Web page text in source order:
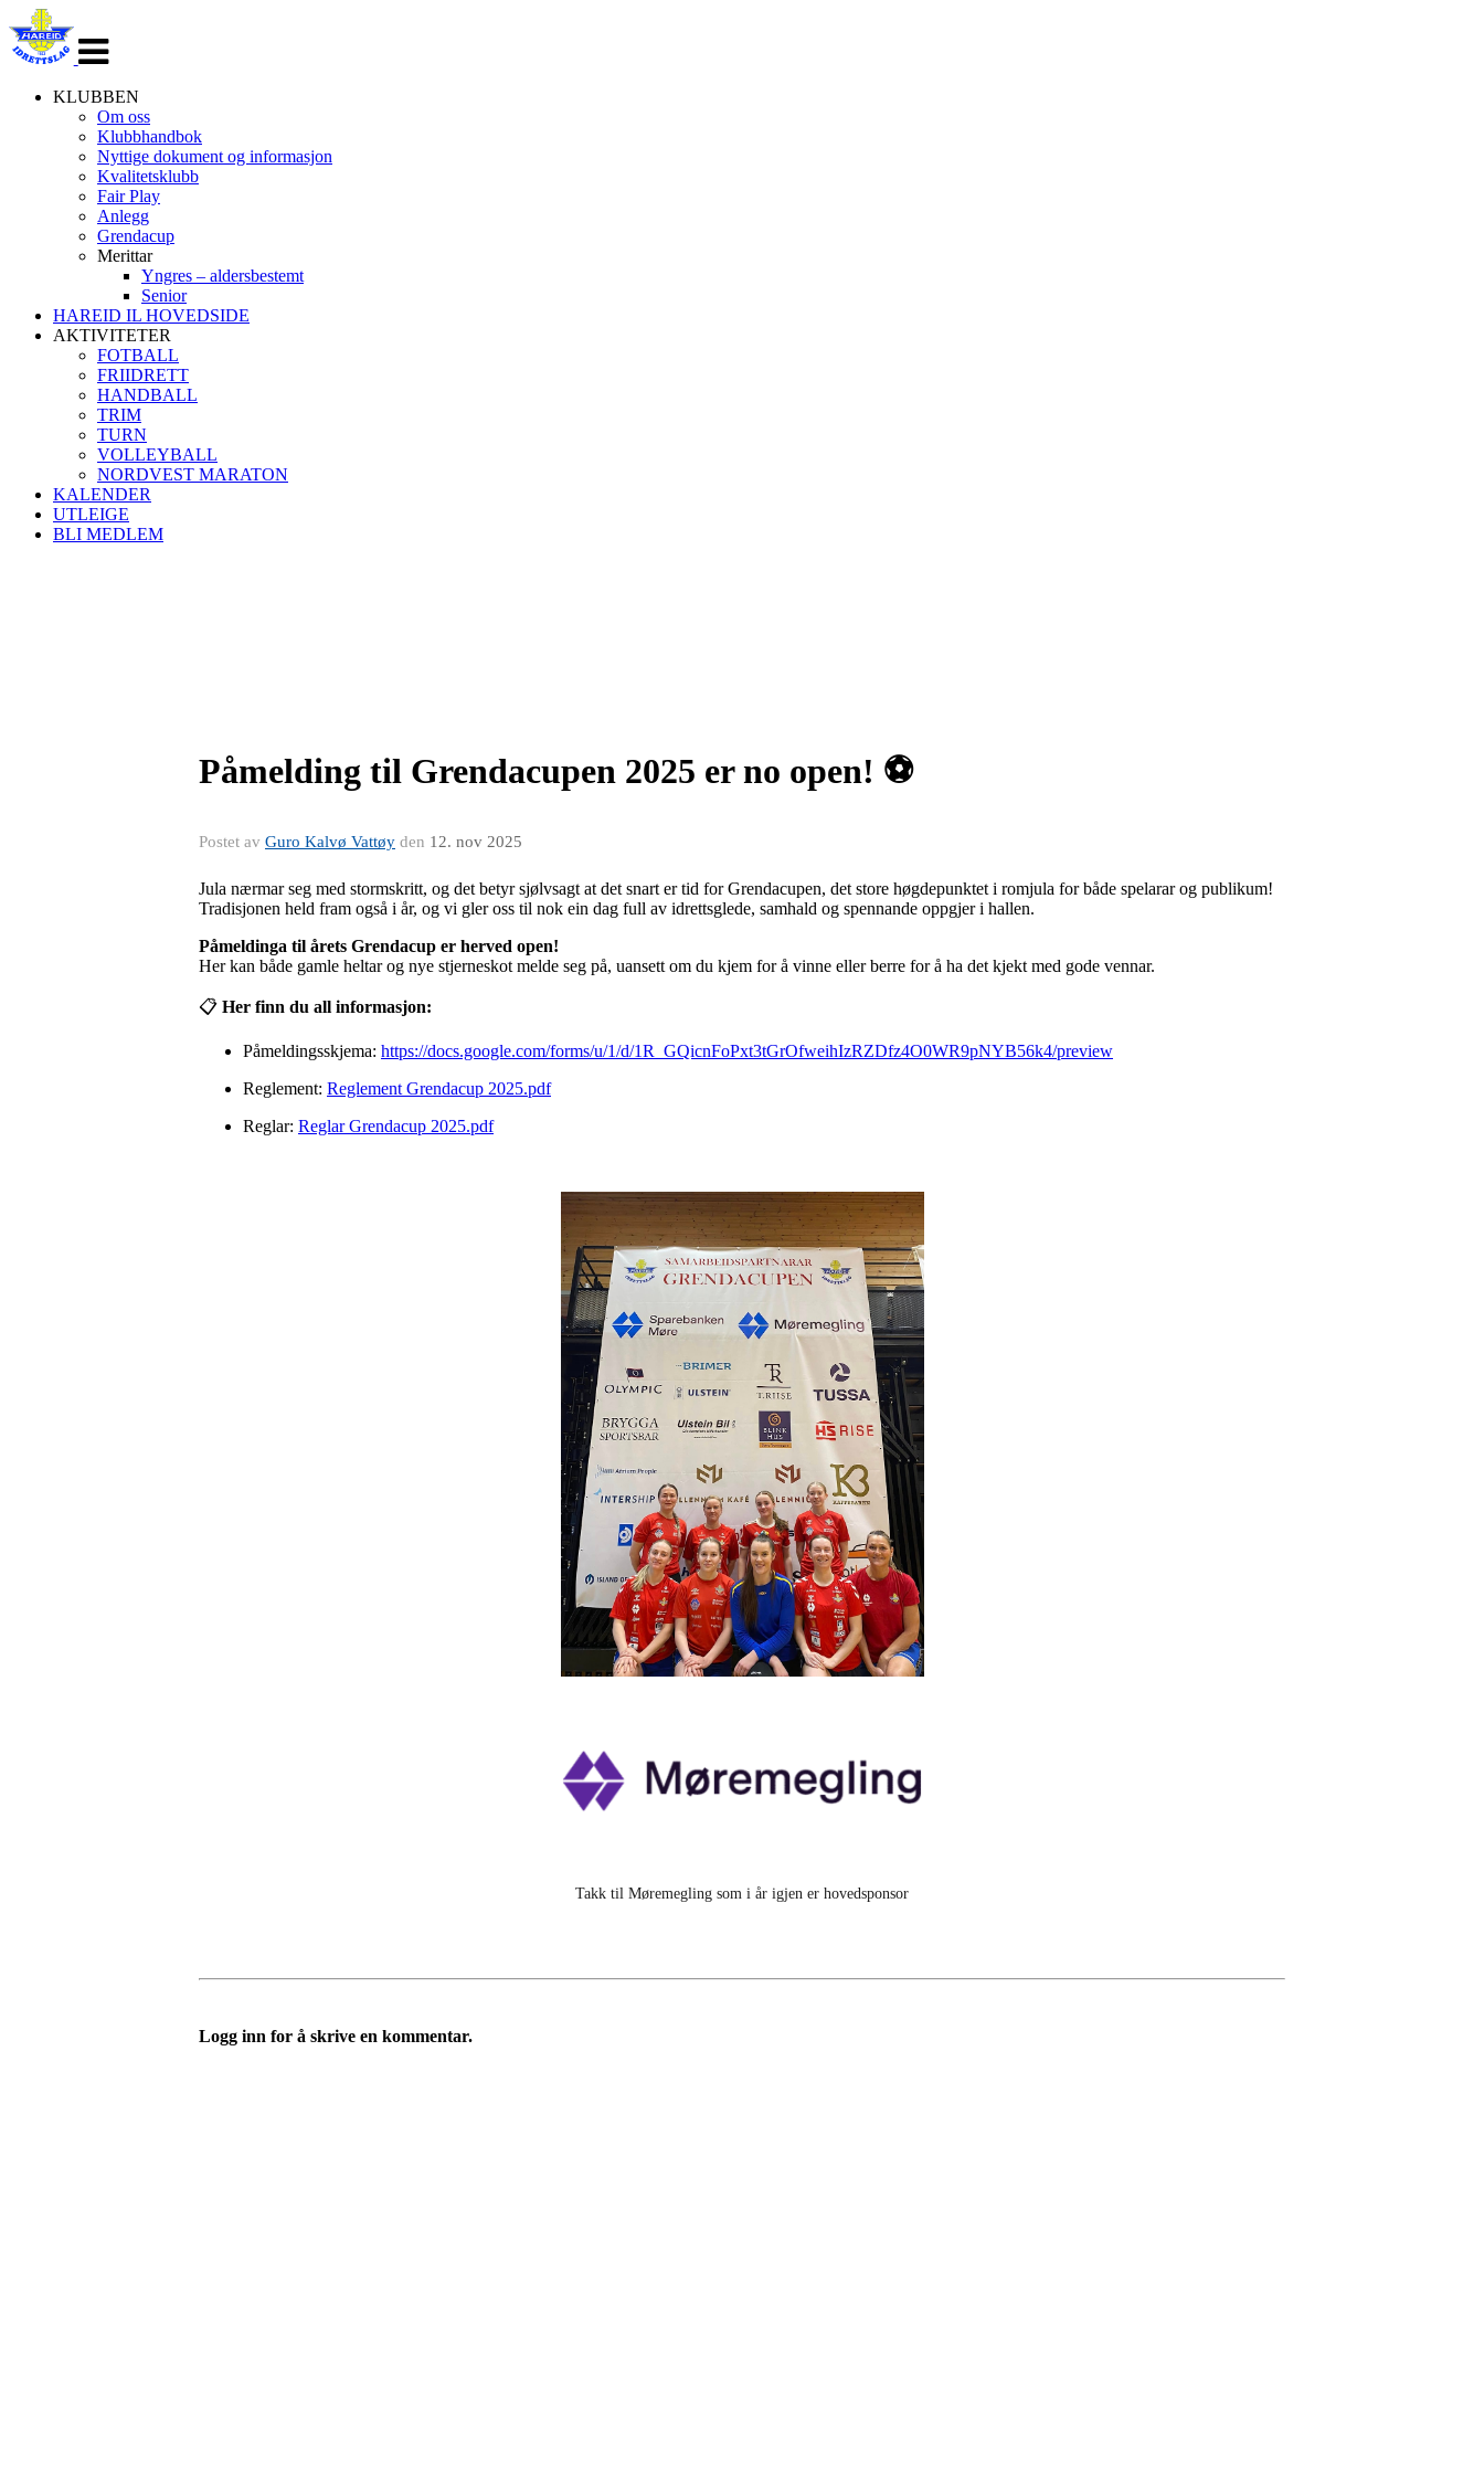
navigasjon
KLUBBEN
Om oss
Klubbhandbok
Nyttige dokument og informasjon
Kvalitetsklubb
Fair Play
Anlegg
Grendacup
Merittar
Yngres – aldersbestemt
Senior
HAREID IL HOVEDSIDE
AKTIVITETER
FOTBALL
FRIIDRETT
HANDBALL
TRIM
TURN
VOLLEYBALL
NORDVEST MARATON
KALENDER
UTLEIGE
BLI MEDLEM
Påmelding til Grendacupen 2025 er no open! ⚽️
Postet av Guro Kalvø Vattøy den 12. nov 2025
Jula nærmar seg med stormskritt, og det betyr sjølvsagt at det snart er tid for Grendacupen, det store høgdepunktet i romjula for både spelarar og publikum!
Tradisjonen held fram også i år, og vi gler oss til nok ein dag full av idrettsglede, samhald og spennande oppgjer i hallen.
Påmeldinga til årets Grendacup er herved open!
Her kan både gamle heltar og nye stjerneskot melde seg på, uansett om du kjem for å vinne eller berre for å ha det kjekt med gode vennar.
📋 Her finn du all informasjon:
Påmeldingsskjema: https://docs.google.com/forms/u/1/d/1R_GQicnFoPxt3tGrOfweihIzRZDfz4O0WR9pNYB56k4/preview
Reglement: Reglement Grendacup 2025.pdf
Reglar: Reglar Grendacup 2025.pdf
Takk til Møremegling som i år igjen er hovedsponsor
Logg inn for å skrive en kommentar.